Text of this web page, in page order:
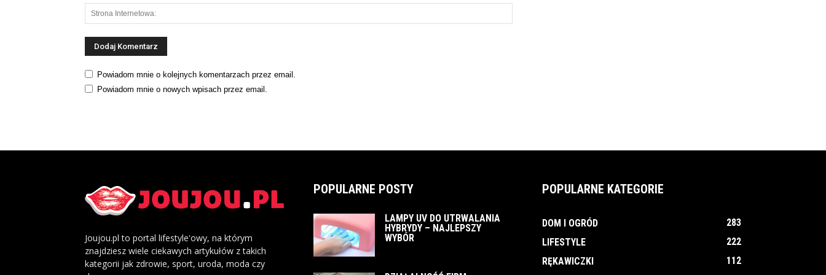
Powiadom mnie o kolejnych komentarzach przez email.
Powiadom mnie o nowych wpisach przez email.
Joujou.pl to portal lifestyle'owy, na którym
znajdziesz wiele ciekawych artykułów z takich
kategorii jak zdrowie, sport, uroda, moda czy
POPULARNE POSTY
LAMPY UV DO UTRWALANIA
HYBRYDY – NAJLEPSZY
WYBÓR
POPULARNE KATEGORIE
DOM I OGRÓD
283
LIFESTYLE
222
RĘKAWICZKI
112